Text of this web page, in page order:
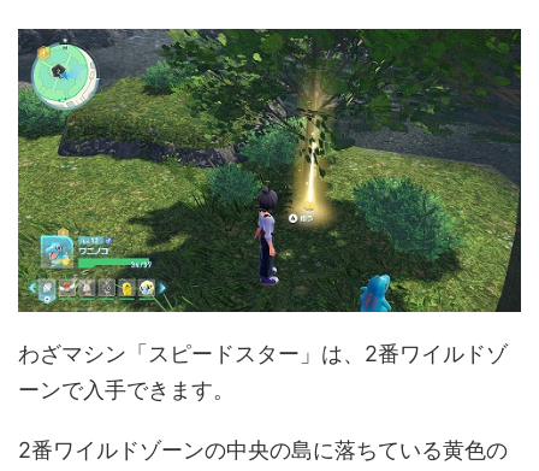
わざマシン「スピードスター」は、2番ワイルドゾ
ーンで入手できます。
2番ワイルドゾーンの中央の島に落ちている黄色の